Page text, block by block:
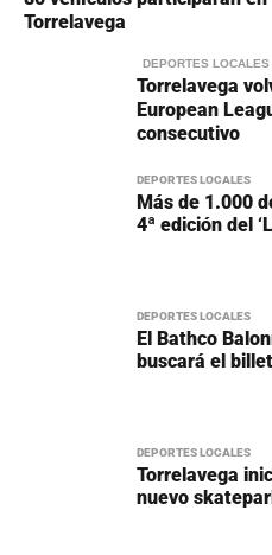
Torrelavega
DEPORTES LOCALES
Torrelavega
European
consecutivo
DEPORTES LOCALES
Más de 1.000
4ª edición del
DEPORTES LOCALES
El Bathco
buscará el
DEPORTES LOCALES
Torrelavega
nuevo